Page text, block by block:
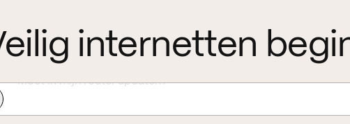
internetten